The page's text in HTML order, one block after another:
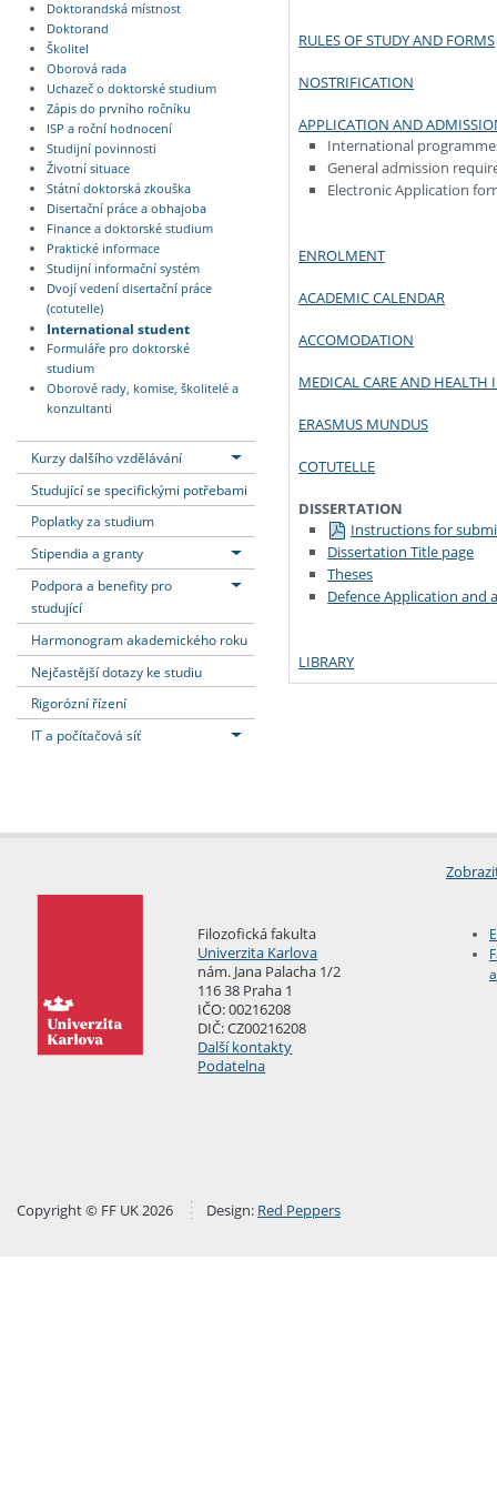
Doktorandská místnost
Doktorand
Školitel
Oborová rada
Uchazeč o doktorské studium
Zápis do prvního ročníku
ISP a roční hodnocení
Studijní povinnosti
Životní situace
Státní doktorská zkouška
Disertační práce a obhajoba
Finance a doktorské studium
Praktické informace
Studijní informační systém
Dvojí vedení disertační práce
(cotutelle)
International student
Formuláře pro doktorské
studium
Oborové rady, komise, školitelé a
konzultanti
Kurzy dalšího vzdělávání
Studující se specifickými potřebami
Poplatky za studium
Stipendia a granty
Podpora a benefity pro
studující
Harmonogram akademického roku
Nejčastější dotazy ke studiu
Rigorózní řízení
IT a počítačová síť
RULES OF STUDY AND FORMS
NOSTRIFICATION
APPLICATION AND
International
General admission
Electronic Application
ENROLMENT
ACADEMIC CALENDAR
ACCOMODATION
MEDICAL CARE AND HEALTH
ERASMUS MUNDUS
COTUTELLE
DISSERTATION
Instructions for
Dissertation Title page
Theses
Defence Application and
LIBRARY
Filozofická fakulta
Univerzita Karlova
nám. Jana Palacha 1/2
116 38 Praha 1
IČO: 00216208
DIČ: CZ00216208
Další kontakty
Podatelna
Copyright © FF UK 2026 Design: Red Peppers